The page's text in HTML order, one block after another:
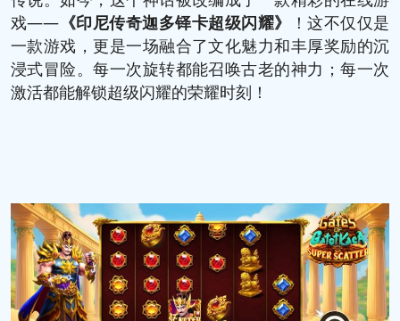
戏—— 《印尼传奇迦多铎卡超级闪耀》
！这不仅仅是
一款游戏，更是一场融合了文化魅力和丰厚奖励的沉
浸式冒险。每一次旋转都能召唤古老的神力；每一次
激活都能解锁超级闪耀的荣耀时刻！